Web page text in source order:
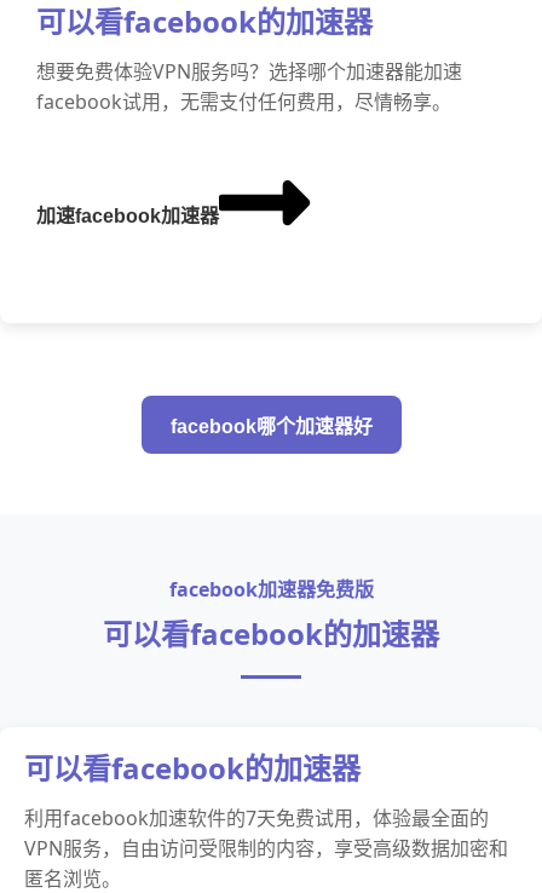
可以看facebook的加速器
想要免费体验VPN服务吗？选择哪个加速器能加速
facebook试用，无需支付任何费用，尽情畅享。
加速facebook加速器
facebook哪个加速器好
facebook加速器免费版
可以看facebook的加速器
可以看facebook的加速器
利用facebook加速软件的7天免费试用，体验最全面的
VPN服务，自由访问受限制的内容，享受高级数据加密和
匿名浏览。